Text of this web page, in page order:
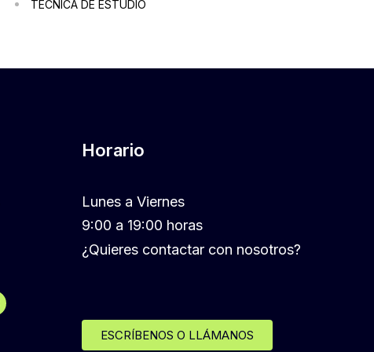
TECNICA DE ESTUDIO
Horario
Lunes a Viernes
9:00 a 19:00 horas
¿Quieres contactar con nosotros?
ESCRÍBENOS O LLÁMANOS